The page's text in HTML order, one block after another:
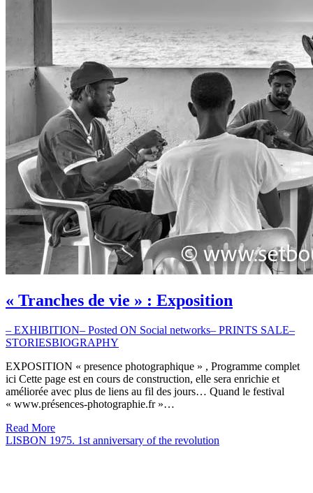
« Tranches de vie » : Exposition
– EXHIBITION– Posted ON Social networks– PRINTS SALE–
STORIESBIOGRAPHY
EXPOSITION « presence photographique » , Programme complet
ici Cette page est en cours de construction, elle sera enrichie et
améliorée avec plus de liens au fil des jours… Quand le festival
« www.présences-photographie.fr »…
Read More
LISBON 1975. 1st anniversary of the revolution